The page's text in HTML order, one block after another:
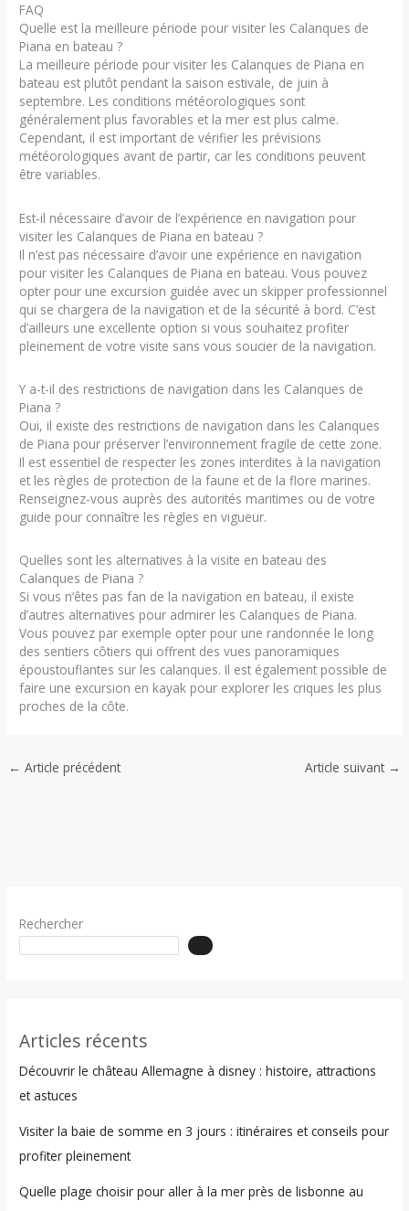
FAQ
Quelle est la meilleure période pour visiter les Calanques de
Piana en bateau ?
La meilleure période pour visiter les Calanques de Piana en
bateau est plutôt pendant la saison estivale, de juin à
septembre. Les conditions météorologiques sont
généralement plus favorables et la mer est plus calme.
Cependant, il est important de vérifier les prévisions
météorologiques avant de partir, car les conditions peuvent
être variables.
Est-il nécessaire d’avoir de l’expérience en navigation pour
visiter les Calanques de Piana en bateau ?
Il n’est pas nécessaire d’avoir une expérience en navigation
pour visiter les Calanques de Piana en bateau. Vous pouvez
opter pour une excursion guidée avec un skipper professionnel
qui se chargera de la navigation et de la sécurité à bord. C’est
d’ailleurs une excellente option si vous souhaitez profiter
pleinement de votre visite sans vous soucier de la navigation.
Y a-t-il des restrictions de navigation dans les Calanques de
Piana ?
Oui, il existe des restrictions de navigation dans les Calanques
de Piana pour préserver l’environnement fragile de cette zone.
Il est essentiel de respecter les zones interdites à la navigation
et les règles de protection de la faune et de la flore marines.
Renseignez-vous auprès des autorités maritimes ou de votre
guide pour connaître les règles en vigueur.
Quelles sont les alternatives à la visite en bateau des
Calanques de Piana ?
Si vous n’êtes pas fan de la navigation en bateau, il existe
d’autres alternatives pour admirer les Calanques de Piana.
Vous pouvez par exemple opter pour une randonnée le long
des sentiers côtiers qui offrent des vues panoramiques
époustouflantes sur les calanques. Il est également possible de
faire une excursion en kayak pour explorer les criques les plus
proches de la côte.
← Article précédent Article suivant →
Rechercher
Articles récents
Découvrir le château Allemagne à disney : histoire, attractions
et astuces
Visiter la baie de somme en 3 jours : itinéraires et conseils pour
profiter pleinement
Quelle plage choisir pour aller à la mer près de lisbonne au